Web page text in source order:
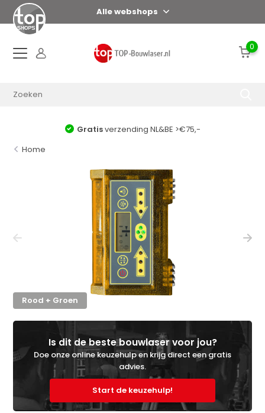
Alle webshops
0
Gratisverzending NL&BE >€75,-
Home
Rood + Groen
Is dit de beste bouwlaser voor jou?
Doe onze online keuzehulp en krijg direct een gratis
advies.
Start de keuzehulp!